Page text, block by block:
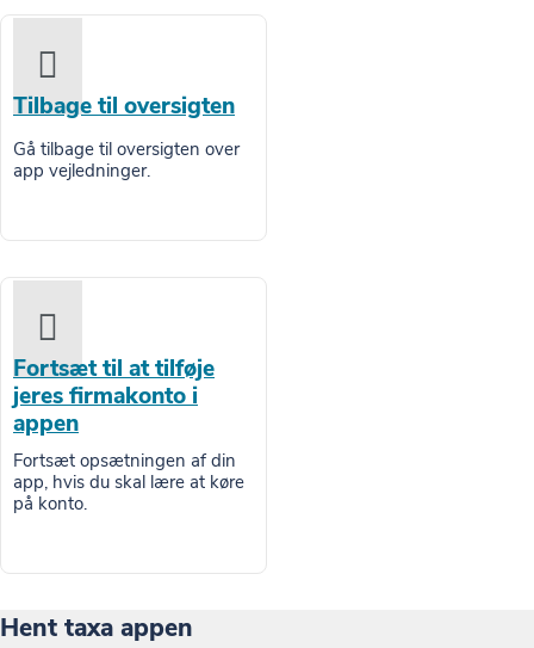
Tilbage til oversigten
Gå tilbage til oversigten over
app vejledninger.
Fortsæt til at tilføje
jeres firmakonto i
appen
Fortsæt opsætningen af din
app, hvis du skal lære at køre
på konto.
Hent taxa appen